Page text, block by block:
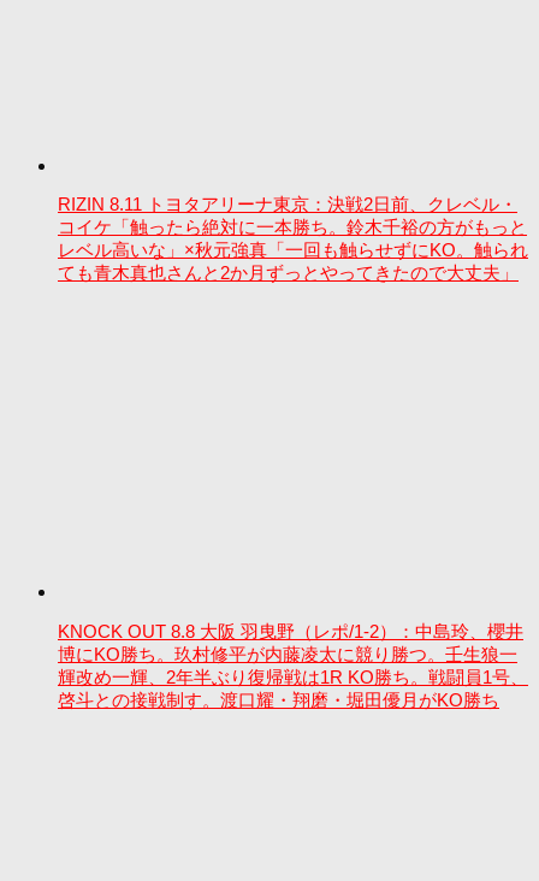
RIZIN 8.11 トヨタアリーナ東京：決戦2日前、クレベル・
コイケ「触ったら絶対に一本勝ち。鈴木千裕の方がもっと
レベル高いな」×秋元強真「一回も触らせずにKO。触られ
ても青木真也さんと2か月ずっとやってきたので大丈夫」
KNOCK OUT 8.8 大阪 羽曳野（レポ/1-2）：中島玲、櫻井
博にKO勝ち。玖村修平が内藤凌太に競り勝つ。壬生狼一
輝改め一輝、2年半ぶり復帰戦は1R KO勝ち。戦闘員1号、
啓斗との接戦制す。渡口耀・翔磨・堀田優月がKO勝ち